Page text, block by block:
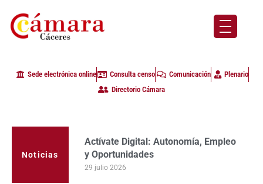
Sede electrónica online Consulta censo Comunicación
Plenario
Directorio Cámara
Noticias
Actívate Digital: Autonomía, Empleo
y Oportunidades
29 julio 2026